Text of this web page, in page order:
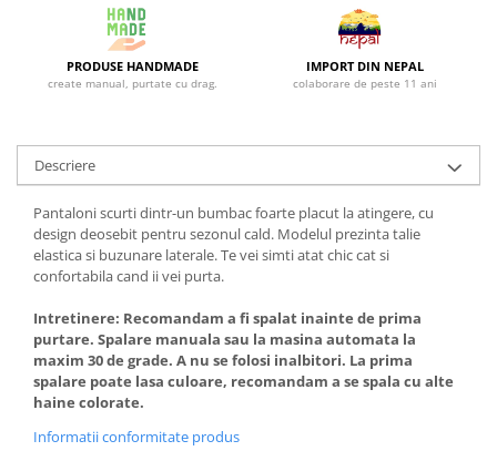
PRODUSE HANDMADE
create manual, purtate cu drag.
IMPORT DIN NEPAL
colaborare de peste 11 ani
Descriere
Pantaloni scurti dintr-un bumbac foarte placut la atingere, cu
design deosebit pentru sezonul cald. Modelul prezinta talie
elastica si buzunare laterale. Te vei simti atat chic cat si
confortabila cand ii vei purta.
Intretinere: Recomandam a fi spalat inainte de prima
purtare. Spalare manuala sau la masina automata la
maxim 30 de grade. A nu se folosi inalbitori. La prima
spalare poate lasa culoare, recomandam a se spala cu alte
haine colorate.
Informatii conformitate produs